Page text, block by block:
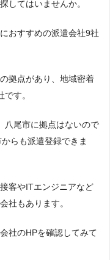
してはいませんか。
おすすめの派遣会社9社
拠点があり、地域密着
す。
八尾市に拠点はないので
らも派遣登録できま
客やITエンジニアなど
社もあります。
社のHPを確認してみて